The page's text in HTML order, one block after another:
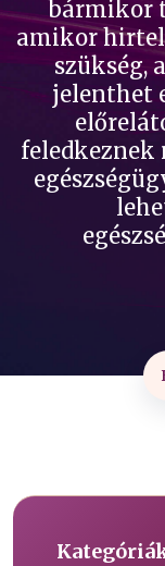
bármikor
amikor
szükség,
jelenthet
feledkeznek